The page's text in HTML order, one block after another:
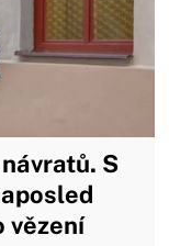
S
vězení